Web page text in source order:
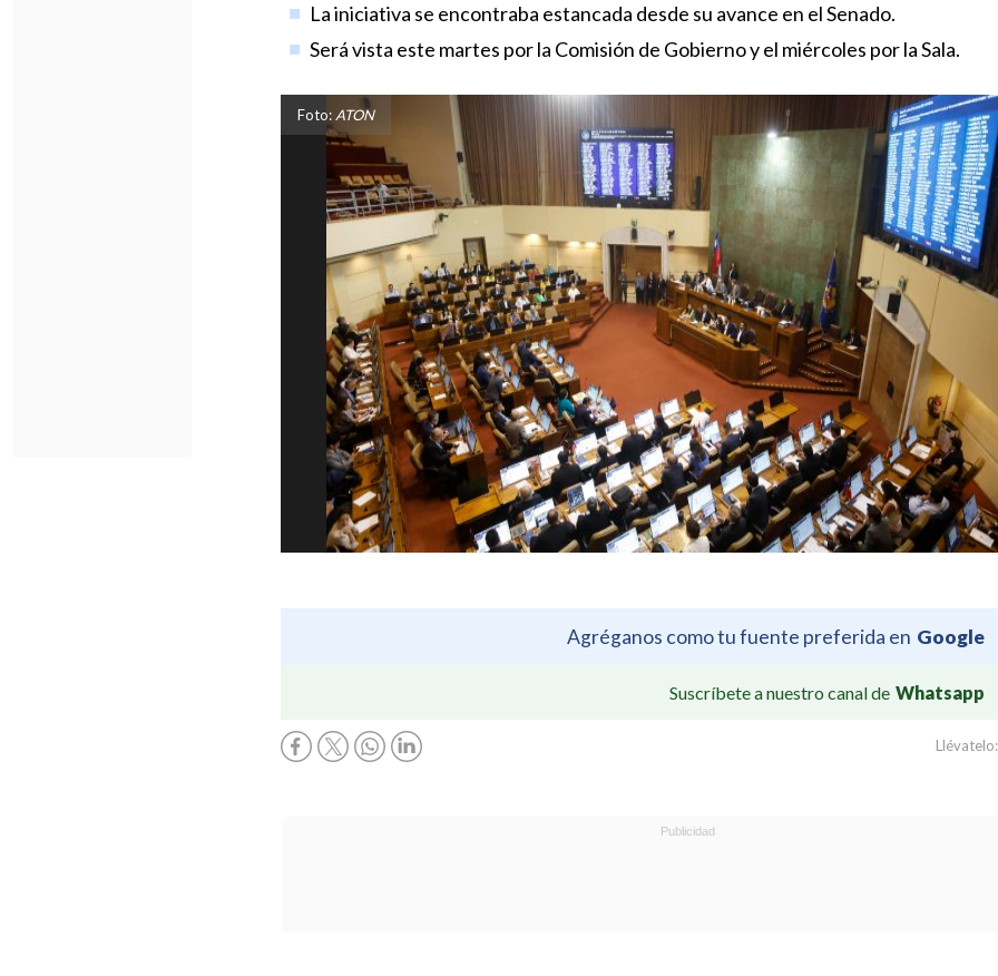
La iniciativa se encontraba estancada desde su avance en el Senado.
Será vista este martes por la Comisión de Gobierno y el miércoles por la Sala.
Foto: ATON
Agréganos como tu fuente preferida en Google
Suscríbete a nuestro canal de Whatsapp
Llévatelo: